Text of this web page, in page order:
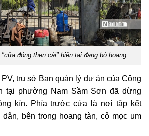
đóng then cài" hiện tại đang bỏ hoang.
trụ sở Ban quản lý dự án của Công
tại phường Nam Sầm Sơn đã dừng
kín. Phía trước cửa là nơi tập kết
bên trong hoang tàn, cỏ mọc um